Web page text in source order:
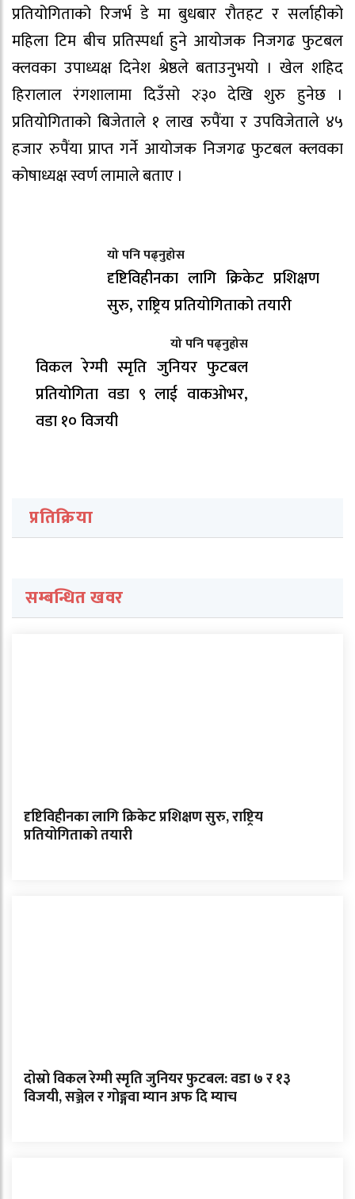
प्रतियोगिताको रिजर्भ डे मा बुधबार रौतहट र सर्लाहीको
महिला टिम बीच प्रतिस्पर्धा हुने आयोजक निजगढ फुटबल
क्लवका उपाध्यक्ष दिनेश श्रेष्ठले बताउनुभयो । खेल शहिद
हिरालाल रंगशालामा दिउँसो २ः३० देखि शुरु हुनेछ ।
प्रतियोगिताको बिजेताले १ लाख रुपैंया र उपविजेताले ४५
हजार रुपैंया प्राप्त गर्ने आयोजक निजगढ फुटबल क्लवका
कोषाध्यक्ष स्वर्ण लामाले बताए ।
यो पनि पढ्नुहोस
दृष्टिविहीनका लागि क्रिकेट प्रशिक्षण
सुरु, राष्ट्रिय प्रतियोगिताको तयारी
यो पनि पढ्नुहोस
विकल रेग्मी स्मृति जुनियर फुटबल
प्रतियोगिता वडा ९ लाई वाकओभर,
वडा १० विजयी
प्रतिक्रिया
सम्बन्धित खवर
दृष्टिविहीनका लागि क्रिकेट प्रशिक्षण सुरु, राष्ट्रिय
प्रतियोगिताको तयारी
दोस्रो विकल रेग्मी स्मृति जुनियर फुटबल: वडा ७ र १३
विजयी, सञ्जेल र गोङ्गवा म्यान अफ दि म्याच